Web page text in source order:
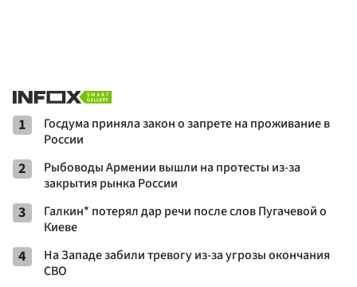
1
Госдума приняла закон о запрете на проживание в
России
2
Рыбоводы Армении вышли на протесты из-за
закрытия рынка России
3
Галкин* потерял дар речи после слов Пугачевой о
Киеве
4
На Западе забили тревогу из-за угрозы окончания
СВО